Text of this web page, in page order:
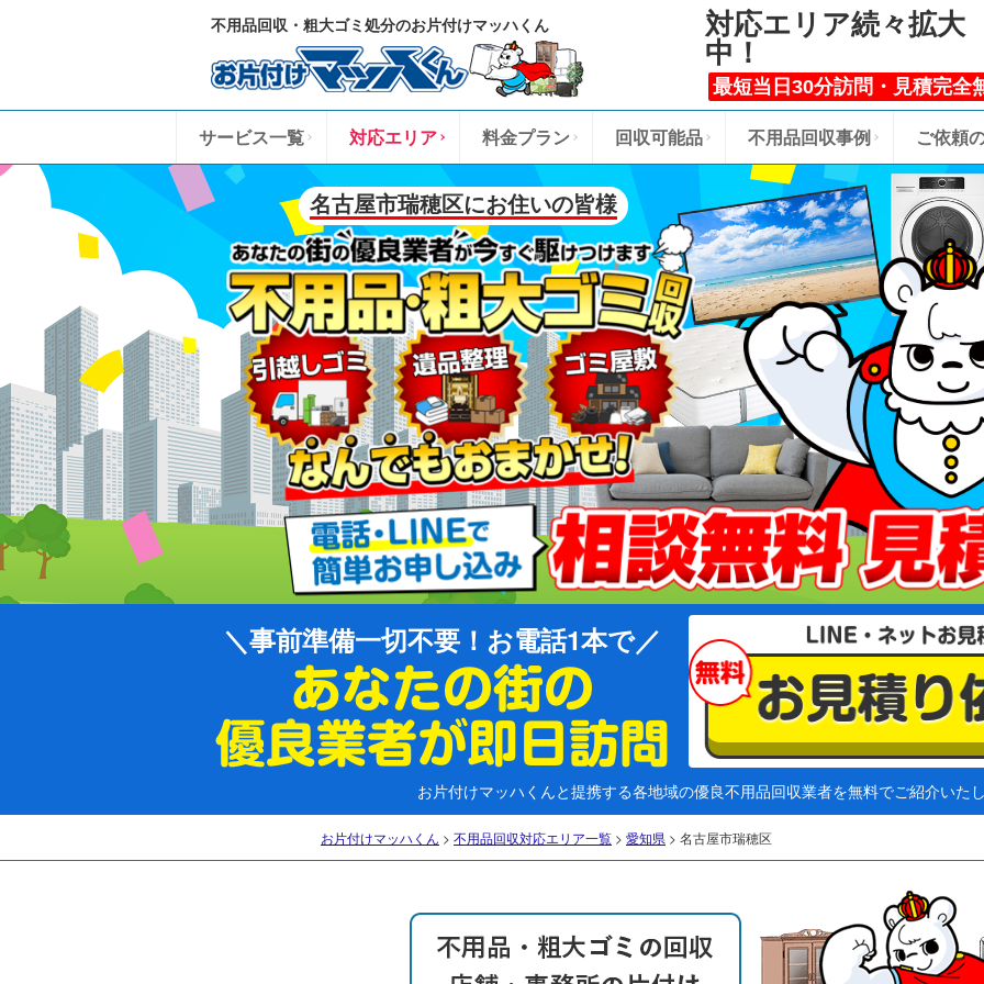
不用品回収・粗大ゴミ処分のお片付けマッハくん 対応エリア続々拡大
中！
最短当日30分訪問・見積完全
サービス一覧 対応エリア 料金プラン 回収可能品 不用品回収事例 ご依頼
名古屋市瑞穂区にお住いの皆様
事前準備一切不要！お電話1本で
お片付けマッハくんと提携する各地域の優良不用品回収業者を無料でご紹介いた
お片付けマッハくん > 不用品回収対応エリア一覧 > 愛知県 > 名古屋市瑞穂区